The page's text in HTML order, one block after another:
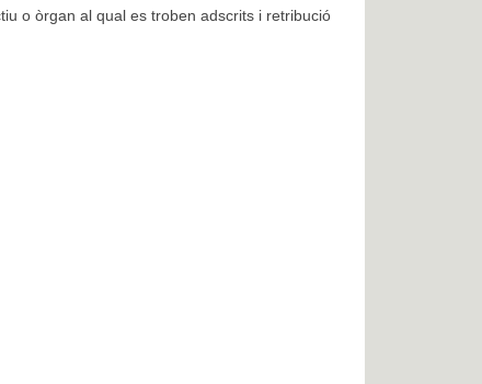
o òrgan al qual es troben adscrits i retribució